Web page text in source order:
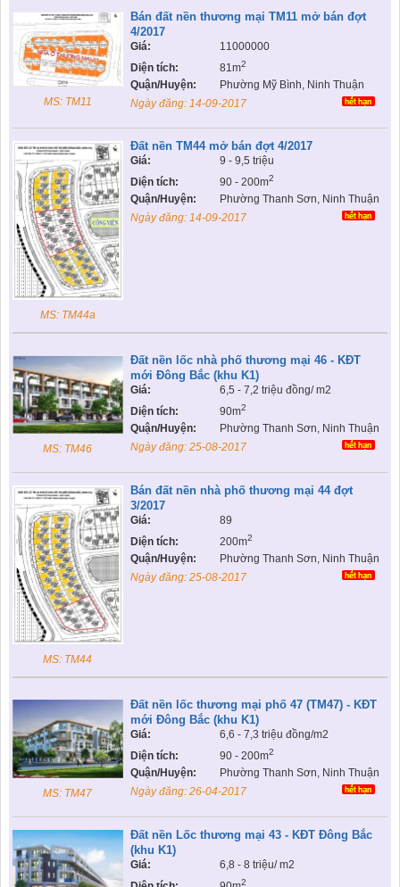
MS: TM11
Bán đất nền thương mại TM11 mở bán đợt
4/2017
Giá:
11000000
Diện tích:
81m2
Quận/Huyện:
Phường Mỹ Bình, Ninh Thuận
Ngày đăng: 14-09-2017
MS: TM44a
Đất nền TM44 mở bán đợt 4/2017
Giá:
9 - 9,5 triệu
Diện tích:
90 - 200m2
Quận/Huyện:
Phường Thanh Sơn, Ninh Thuận
Ngày đăng: 14-09-2017
MS: TM46
Đất nền lốc nhà phố thương mại 46 - KĐT
mới Đông Bắc (khu K1)
Giá:
6,5 - 7,2 triệu đồng/ m2
Diện tích:
90m2
Quận/Huyện:
Phường Thanh Sơn, Ninh Thuận
Ngày đăng: 25-08-2017
MS: TM44
Bán đất nền nhà phố thương mại 44 đợt
3/2017
Giá:
89
Diện tích:
200m2
Quận/Huyện:
Phường Thanh Sơn, Ninh Thuận
Ngày đăng: 25-08-2017
MS: TM47
Đất nền lốc thương mại phố 47 (TM47) - KĐT
mới Đông Bắc (khu K1)
Giá:
6,6 - 7,3 triệu đồng/m2
Diện tích:
90 - 200m2
Quận/Huyện:
Phường Thanh Sơn, Ninh Thuận
Ngày đăng: 26-04-2017
Đất nền Lốc thương mại 43 - KĐT Đông Bắc
(khu K1)
Giá:
6,8 - 8 triệu/ m2
2